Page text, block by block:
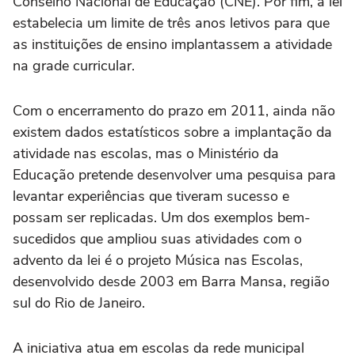
estabelecia um limite de três anos letivos para que
as instituições de ensino implantassem a atividade
na grade curricular.
Com o encerramento do prazo em 2011, ainda não
existem dados estatísticos sobre a implantação da
atividade nas escolas, mas o Ministério da
Educação pretende desenvolver uma pesquisa para
levantar experiências que tiveram sucesso e
possam ser replicadas. Um dos exemplos bem-
sucedidos que ampliou suas atividades com o
advento da lei é o projeto Música nas Escolas,
desenvolvido desde 2003 em Barra Mansa, região
sul do Rio de Janeiro.
A iniciativa atua em escolas da rede municipal